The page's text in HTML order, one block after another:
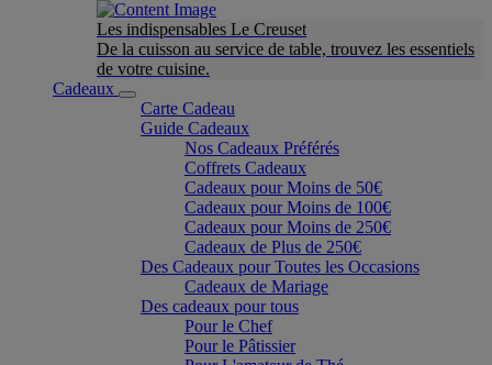
Les indispensables Le Creuset
De la cuisson au service de table, trouvez les essentiels
de votre cuisine.
Cadeaux
Carte Cadeau
Guide Cadeaux
Nos Cadeaux Préférés
Coffrets Cadeaux
Cadeaux pour Moins de 50€
Cadeaux pour Moins de 100€
Cadeaux pour Moins de 250€
Cadeaux de Plus de 250€
Des Cadeaux pour Toutes les Occasions
Cadeaux de Mariage
Des cadeaux pour tous
Pour le Chef
Pour le Pâtissier